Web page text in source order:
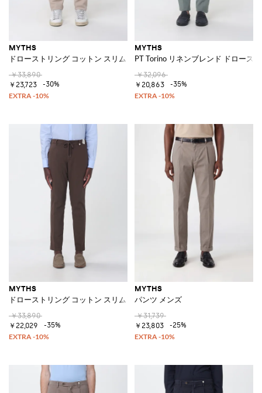
MYTHS
ドローストリング コットン スリムフィットパンツ
￥33,890
￥23,723
-30%
MYTHS
PT Torino リネンブレンド ドロース
￥32,096
￥20,863
-35%
MYTHS
ドローストリング コットン スリムフィットパンツ
￥33,890
￥22,029
-35%
MYTHS
パンツ メンズ
￥31,739
￥23,803
-25%